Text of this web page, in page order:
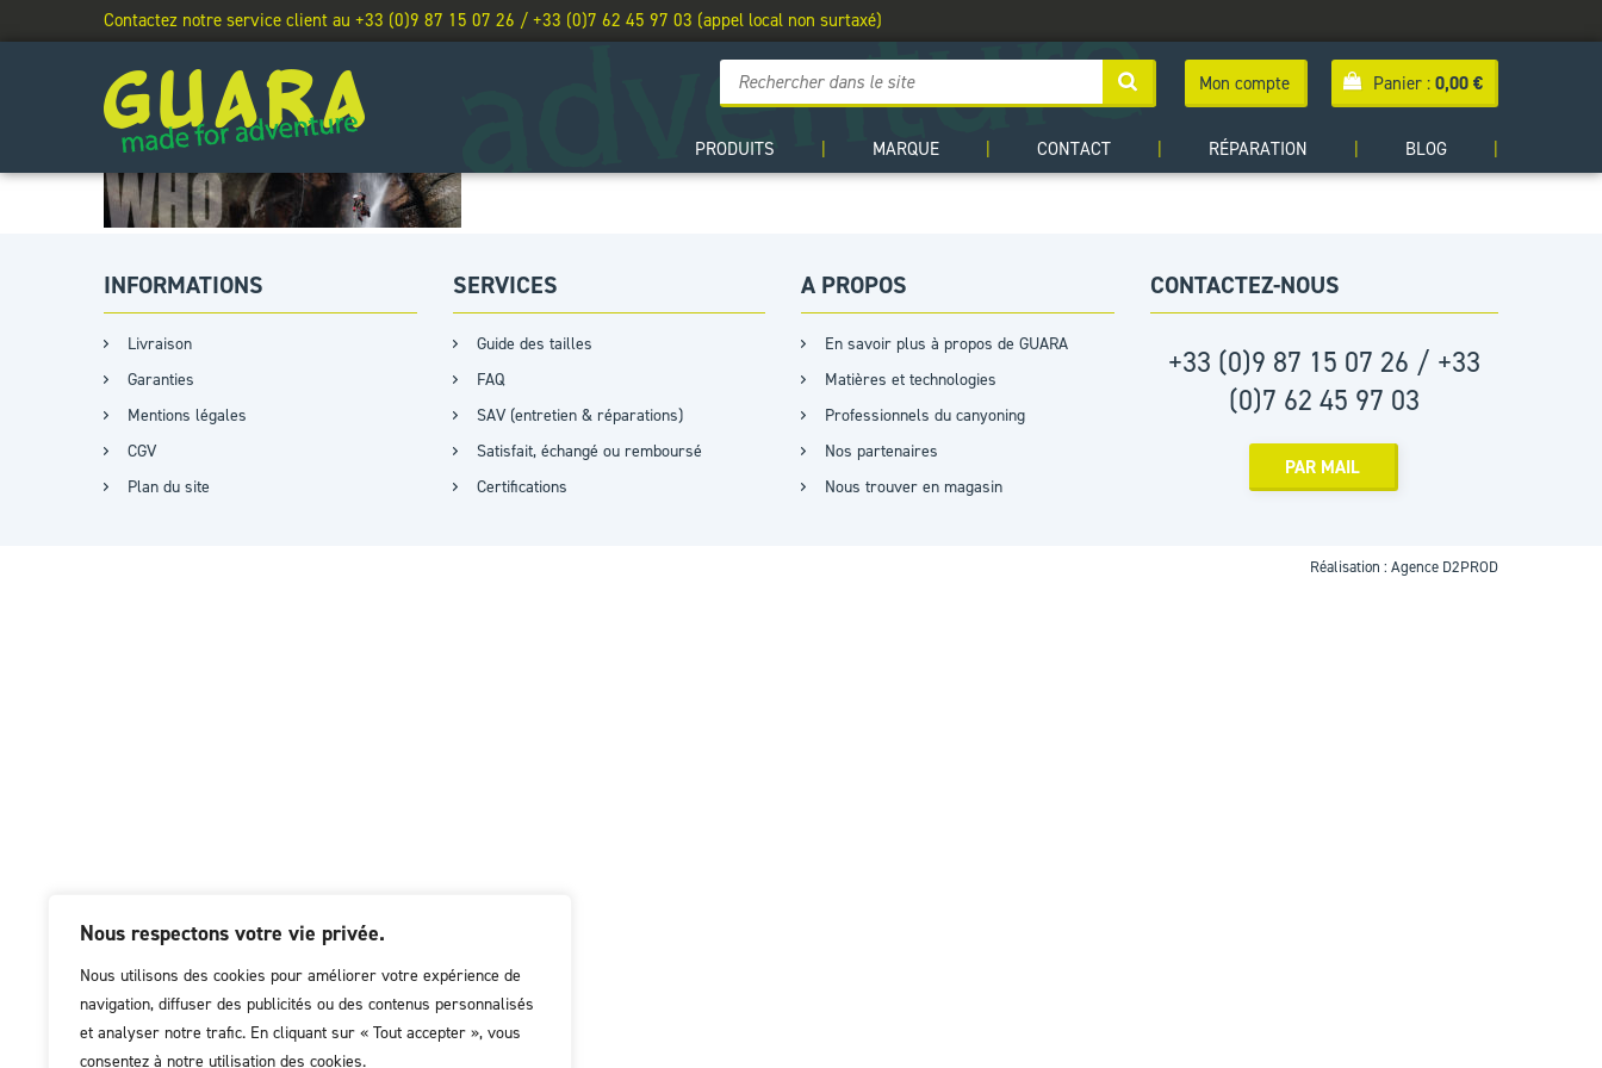
Nous respectons votre vie privée.
Nous utilisons des cookies pour améliorer votre expérience de
navigation, diffuser des publicités ou des contenus personnalisés
et analyser notre trafic. En cliquant sur « Tout accepter », vous
consentez à notre utilisation des cookies.
Contactez notre service client au +33 (0)9 87 15 07 26 / +33 (0)7 62 45 97 03 (appel local non surtaxé)
Panier : 0,00 €
Mon compte
PRODUITS MARQUE CONTACT RÉPARATION BLOG
INFORMATIONS
Livraison
Garanties
Mentions légales
CGV
Plan du site
SERVICES
Guide des tailles
FAQ
SAV (entretien & réparations)
Satisfait, échangé ou remboursé
Certifications
A PROPOS
En savoir plus à propos de GUARA
Matières et technologies
Professionnels du canyoning
Nos partenaires
Nous trouver en magasin
CONTACTEZ-NOUS
+33 (0)9 87 15 07 26 / +33
(0)7 62 45 97 03
PAR MAIL
Réalisation : Agence D2PROD